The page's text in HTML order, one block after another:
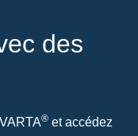
des
® et accédez